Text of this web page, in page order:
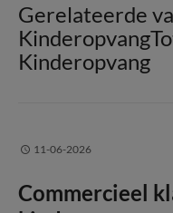
Gerelateerde
Kinderopvang
11-06-2026
Commercieel